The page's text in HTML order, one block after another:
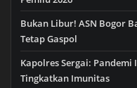
Bukan Libur! ASN Bogor
Tetap Gaspol
Kapolres Sergai:
Tingkatkan Imunitas